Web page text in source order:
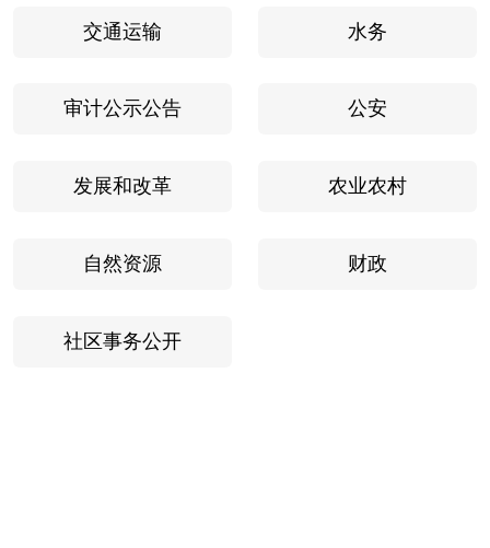
交通运输 水务
审计公示公告 公安
发展和改革 农业农村
自然资源 财政
社区事务公开